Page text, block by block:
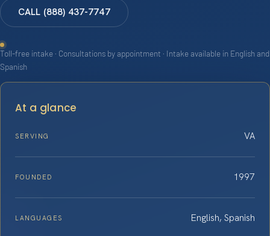
CALL (888) 437-7747
Toll-free intake · Consultations by appointment · Intake available in English and
Spanish
At a glance
SERVING VA
FOUNDED 1997
LANGUAGES English, Spanish